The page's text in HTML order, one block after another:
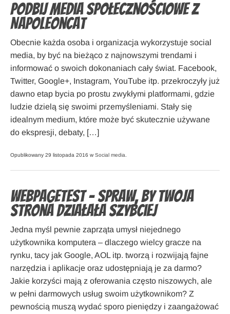
Podbij media społecznościowe z
NapoleonCat
Obecnie każda osoba i organizacja wykorzystuje social
media, by być na bieżąco z najnowszymi trendami i
informować o swoich dokonaniach cały świat. Facebook,
Twitter, Google+, Instagram, YouTube itp. przekroczyły już
dawno etap bycia po prostu zwykłymi platformami, gdzie
ludzie dzielą się swoimi przemyśleniami. Stały się
idealnym medium, które może być skutecznie używane
do ekspresji, debaty, […]
Opublikowany 29 listopada 2016 w Social media
WebPageTest – spraw, by Twoja
strona działała szybciej
Jedna myśl pewnie zaprząta umysł niejednego
użytkownika komputera – dlaczego wielcy gracze na
rynku, tacy jak Google, AOL itp. tworzą i rozwijają fajne
narzędzia i aplikacje oraz udostępniają je za darmo?
Jakie korzyści mają z oferowania często niszowych, ale
w pełni darmowych usług swoim użytkownikom? Z
pewnością muszą wydać sporo pieniędzy i zaangażować